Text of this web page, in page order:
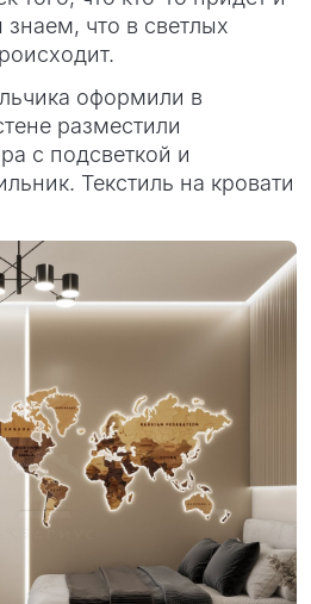
что в светлых
оформили в
разместили
с подсветкой и
Текстиль на кровати